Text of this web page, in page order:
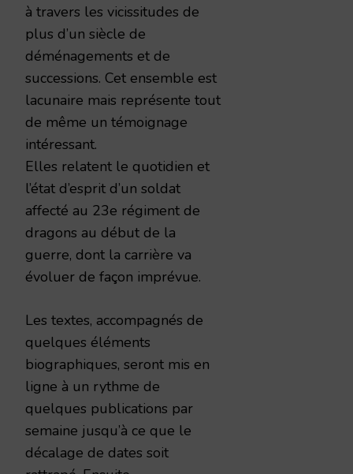
à travers les vicissitudes de
plus d’un siècle de
déménagements et de
successions. Cet ensemble est
lacunaire mais représente tout
de même un témoignage
intéressant.
Elles relatent le quotidien et
l’état d’esprit d’un soldat
affecté au 23e régiment de
dragons au début de la
guerre, dont la carrière va
évoluer de façon imprévue.
Les textes, accompagnés de
quelques éléments
biographiques, seront mis en
ligne à un rythme de
quelques publications par
semaine jusqu’à ce que le
décalage de dates soit